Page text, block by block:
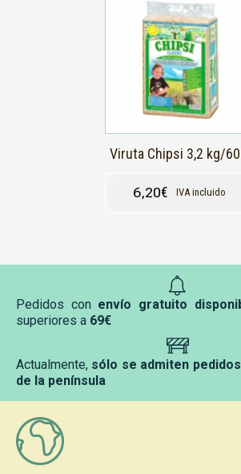
Viruta Chipsi 3,2 kg/
6,20€ IVA incluido
Pedidos con envío gratuito
superiores a 69€
Actualmente, sólo se admiten
de la península